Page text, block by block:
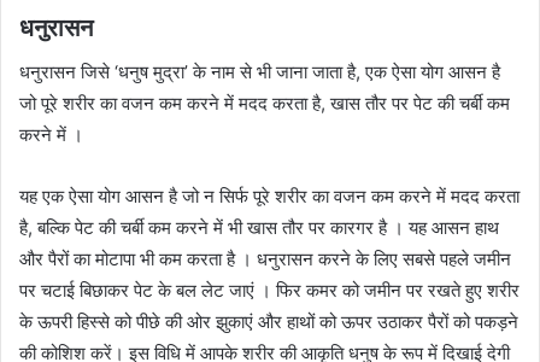
धनुरासन
धनुरासन जिसे ‘धनुष मुद्रा’ के नाम से भी जाना जाता है, एक ऐसा योग आसन है
जो पूरे शरीर का वजन कम करने में मदद करता है, खास तौर पर पेट की चर्बी कम
करने में ।
यह एक ऐसा योग आसन है जो न सिर्फ पूरे शरीर का वजन कम करने में मदद करता
है, बल्कि पेट की चर्बी कम करने में भी खास तौर पर कारगर है । यह आसन हाथ
और पैरों का मोटापा भी कम करता है । धनुरासन करने के लिए सबसे पहले जमीन
पर चटाई बिछाकर पेट के बल लेट जाएं । फिर कमर को जमीन पर रखते हुए शरीर
के ऊपरी हिस्से को पीछे की ओर झुकाएं और हाथों को ऊपर उठाकर पैरों को पकड़ने
की कोशिश करें। इस विधि में आपके शरीर की आकृति धनुष के रूप में दिखाई देगी